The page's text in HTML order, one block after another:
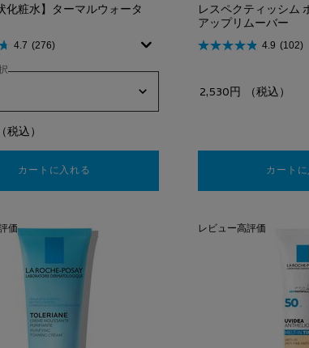
化粧水】ターマルウォータ
4.7 (276)
（税込）
カートに入れる 【ミスト状化粧水】ターマルウォーター
レスペクティッシム
アップリムーバー
4.9 (102)
2,530円 （税込）
カート
価 レビュー高評価